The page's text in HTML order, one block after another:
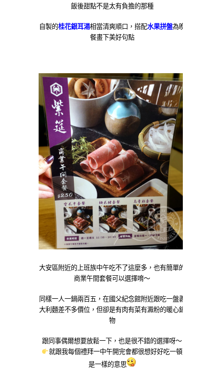
飯後甜點不是太有負擔的那種
自製的桂花銀耳湯相當清爽順口，搭配水果拼盤為晚
餐畫下美好句點
大安區附近的上班族中午吃不了這麼多，也有簡單的
商業午間套餐可以選擇唷～
同樣一人一鍋兩百五，在國父紀念館附近跟吃一盤義
大利麵差不多價位，但卻是有肉有菜有澱粉的暖心鍋
物
跟同事偶爾想要放鬆一下，也是很不錯的選擇呀～
就跟我每個禮拜一中午開完會都很想好好吃一頓
是一樣的意思